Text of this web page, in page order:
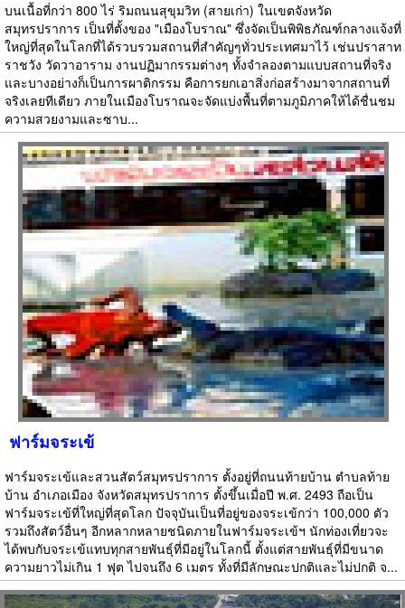
บนเนื้อที่กว่า 800 ไร่ ริมถนนสุขุมวิท (สายเก่า) ในเขตจังหวัด
สมุทรปราการ เป็นที่ตั้งของ "เมืองโบราณ" ซึ่งจัดเป็นพิพิธภัณฑ์กลางแจ้งที่
ใหญ่ที่สุดในโลกที่ได้รวบรวมสถานที่สำคัญๆทั่วประเทศมาไว้ เช่นปราสาท
ราชวัง วัดวาอาราม งานปฏิมากรรมต่างๆ ทั้งจำลองตามแบบสถานที่จริง
และบางอย่างก็เป็นการผาติกรรม คือการยกเอาสิ่งก่อสร้างมาจากสถานที่
จริงเลยทีเดียว ภายในเมืองโบราณจะจัดแบ่งพื้นที่ตามภูมิภาคให้ได้ชื่นชม
ความสวยงามและซาบ...
ฟาร์มจระเข้
ฟาร์มจระเข้และสวนสัตว์สมุทรปราการ ตั้งอยู่ที่ถนนท้ายบ้าน ตำบลท้าย
บ้าน อำเภอเมือง จังหวัดสมุทรปราการ ตั้งขึ้นเมื่อปี พ.ศ. 2493 ถือเป็น
ฟาร์มจระเข้ที่ใหญ่ที่สุดโลก ปัจจุบันเป็นที่อยู่ของจระเข้กว่า 100,000 ตัว
รวมถึงสัตว์อื่นๆ อีกหลากหลายชนิดภายในฟาร์มจระเข้ฯ นักท่องเที่ยวจะ
ได้พบกับจระเข้แทบทุกสายพันธุ์ที่มีอยู่ในโลกนี้ ตั้งแต่สายพันธุ์ที่มีขนาด
ความยาวไม่เกิน 1 ฟุต ไปจนถึง 6 เมตร ทั้งที่มีลักษณะปกติและไม่ปกติ จ...